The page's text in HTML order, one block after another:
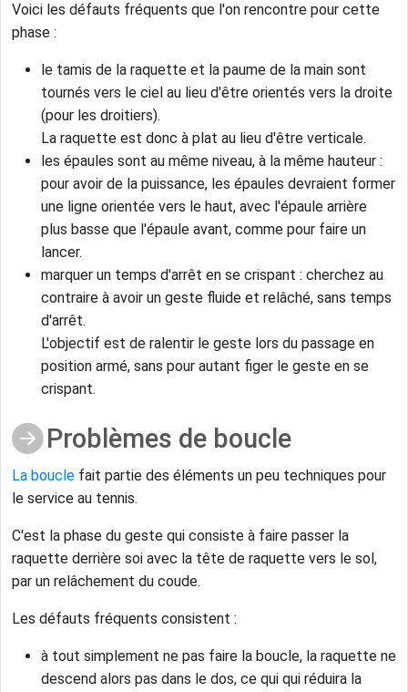
Voici les défauts fréquents que l'on rencontre pour cette
phase :
le tamis de la raquette et la paume de la main sont
tournés vers le ciel au lieu d'être orientés vers la droite
(pour les droitiers).
La raquette est donc à plat au lieu d'être verticale.
les épaules sont au même niveau, à la même hauteur :
pour avoir de la puissance, les épaules devraient former
une ligne orientée vers le haut, avec l'épaule arrière
plus basse que l'épaule avant, comme pour faire un
lancer.
marquer un temps d'arrêt en se crispant : cherchez au
contraire à avoir un geste fluide et relâché, sans temps
d'arrêt.
L'objectif est de ralentir le geste lors du passage en
position armé, sans pour autant figer le geste en se
crispant.
Problèmes de boucle
La boucle fait partie des éléments un peu techniques pour
le service au tennis.
C'est la phase du geste qui consiste à faire passer la
raquette derrière soi avec la tête de raquette vers le sol,
par un relâchement du coude.
Les défauts fréquents consistent :
à tout simplement ne pas faire la boucle, la raquette ne
descend alors pas dans le dos, ce qui qui réduira la